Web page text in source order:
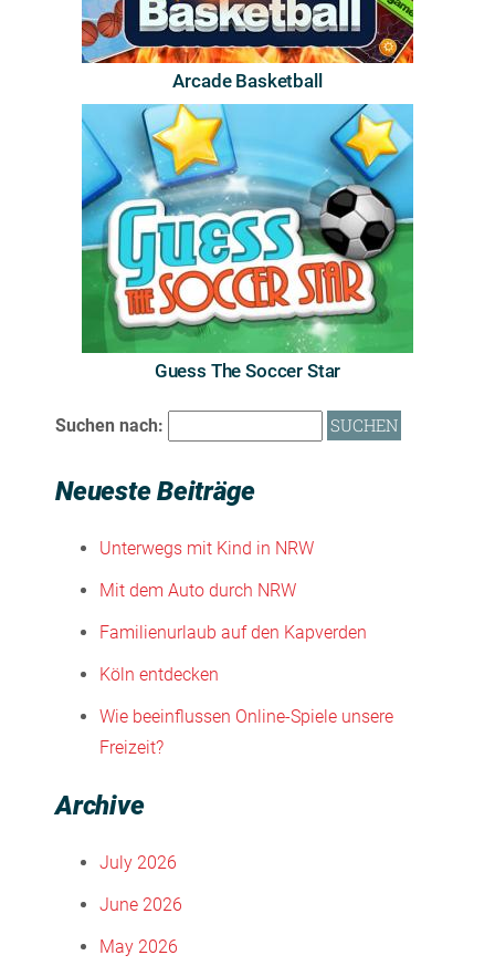
Arcade Basketball
Guess The Soccer Star
Suchen nach:
Neueste Beiträge
Unterwegs mit Kind in NRW
Mit dem Auto durch NRW
Familienurlaub auf den Kapverden
Köln entdecken
Wie beeinflussen Online-Spiele unsere
Freizeit?
Archive
July 2026
June 2026
May 2026